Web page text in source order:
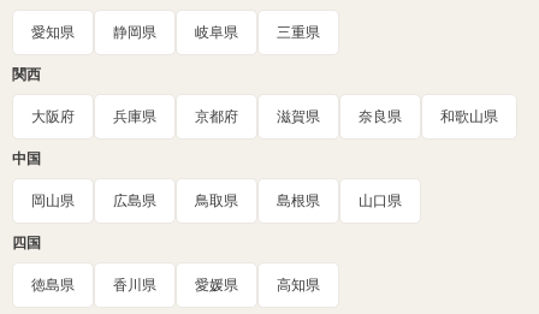
愛知県 静岡県 岐阜県 三重県
関西
大阪府 兵庫県 京都府 滋賀県 奈良県 和歌山県
中国
岡山県 広島県 鳥取県 島根県 山口県
四国
徳島県 香川県 愛媛県 高知県